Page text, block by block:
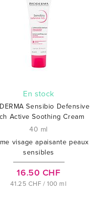
En stock
Sensibio Defensive
Active Soothing Cream
40 ml
visage apaisante peaux
sensibles
16.50 CHF
41.25 CHF / 100 ml